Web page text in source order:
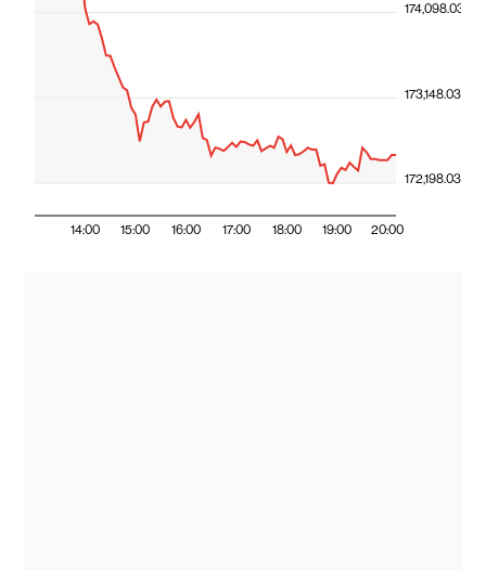
14:00 15:00 16:00 17:00 18:00 19:00 20:00
172,198.03
173,148.03
174,098.03